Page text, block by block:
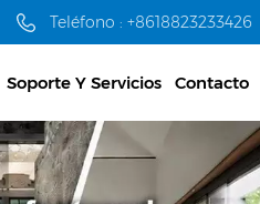
Teléfono : +8618823233426
Soporte Y Servicios Contacto